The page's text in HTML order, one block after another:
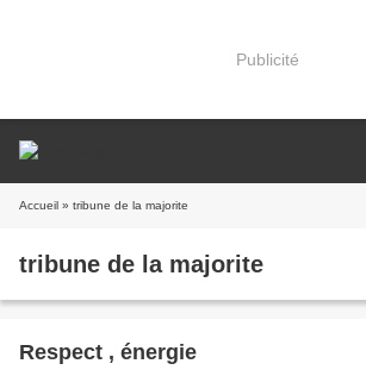
Publicité
Accueil » tribune de la majorite
tribune de la majorite
Respect , énergie